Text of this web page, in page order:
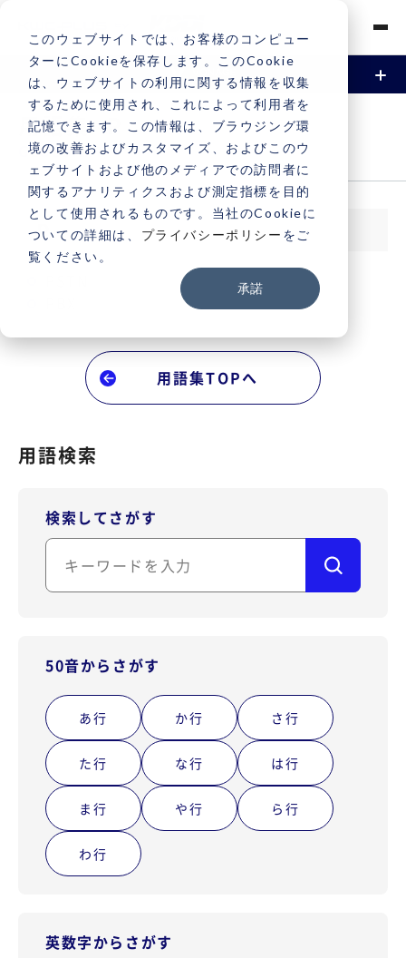
このウェブサイトでは、お客様のコンピュー
ターにCookieを保存します。このCookie
は、ウェブサイトの利用に関する情報を収集
するために使用され、これによって利用者を
記憶できます。この情報は、ブラウジング環
境の改善およびカスタマイズ、およびこのウ
ェブサイトおよび他のメディアでの訪問者に
関するアナリティクスおよび測定指標を目的
として使用されるものです。当社のCookieに
ついての詳細は、 プライバシーポリシー をご
覧ください。
承諾
Vonageとは
機能
電話 / 音声
SMS / メッセージング
認証（2FA / MFA）
SIP Trunking
複数会話
Voice - AI連携
通話フローの構築（AI Studio）
専用回線
すべての機能
事例
導入事例
料金
契約・支払いについて
電話番号申込と取引時確認について
サポートについて
サポートサイト（FAQ）
よくある質問
アカウント作成
資料請求 お問い合わせ
用語集 -P
GLOSSARY
P
用語集TOPへ
用語検索
検索してさがす
50音からさがす
あ行 か行 さ行
た行 な行 は行
ま行 や行 ら行
わ行
英数字からさがす